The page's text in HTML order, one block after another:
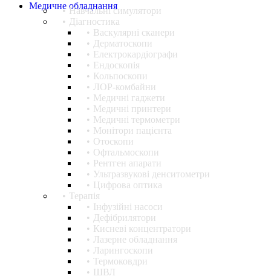
Медичне обладнання
Навчальні симулятори
Діагностика
Васкулярні сканери
Дерматоскопи
Електрокардіографи
Ендоскопія
Кольпоскопи
ЛОР-комбайни
Медичні гаджети
Медичні принтери
Медичні термометри
Монітори пацієнта
Отоскопи
Офтальмоскопи
Рентген апарати
Ультразвукові денситометри
Цифрова оптика
Терапія
Інфузійні насоси
Дефібрилятори
Кисневі концентратори
Лазерне обладнання
Ларингоскопи
Термоковдри
ШВЛ